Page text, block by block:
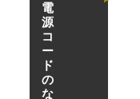
電
源
コ
ー
ド
の
な